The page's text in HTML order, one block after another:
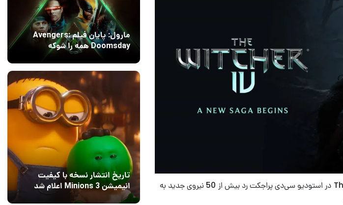
در طول یک ماه اخیر تیم سازنده بازی The Witcher 4 در استودیو سی‌دی پراجکت رد بیش از 50 نیروی جدید به
مارول: پایان فیلم Avengers:
Doomsday همه را شوکه
تاریخ انتشار نسخه با کیفیت
انیمیشن Minions 3 اعلام شد